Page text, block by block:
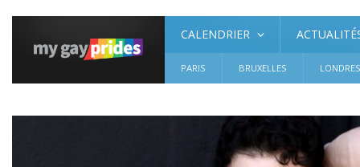
CALENDRIER
PARIS BRUXELLES LONDRES